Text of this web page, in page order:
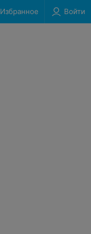
Избранное Войти